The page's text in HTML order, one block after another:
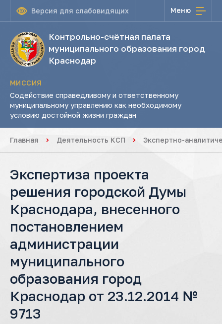
Версия для слабовидящих Меню
Контрольно-счётная палата
муниципального образования город
Краснодар
МИССИЯ
Содействие справедливому и ответственному
муниципальному управлению как необходимому
условию достойной жизни граждан
Главная Деятельность КСП Экспертно-
Экспертиза проекта
решения городской Думы
Краснодара, внесенного
постановлением
администрации
муниципального
образования город
Краснодар от 23.12.2014 №
9713